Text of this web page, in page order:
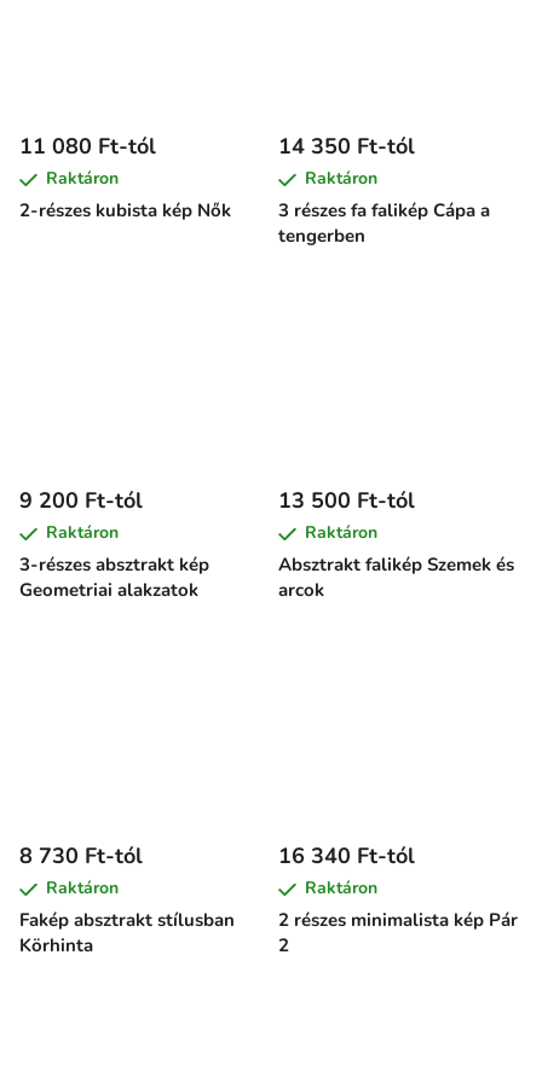
2-részes kubista kép Nők
11 080 Ft-tól
Raktáron
3 részes fa falikép Cápa a
tengerben
14 350 Ft-tól
Raktáron
3-részes absztrakt kép
Geometriai alakzatok
9 200 Ft-tól
Raktáron
Absztrakt falikép Szemek és
arcok
13 500 Ft-tól
Raktáron
Fakép absztrakt stílusban
Körhinta
8 730 Ft-tól
Raktáron
2 részes minimalista kép Pár
2
16 340 Ft-tól
Raktáron